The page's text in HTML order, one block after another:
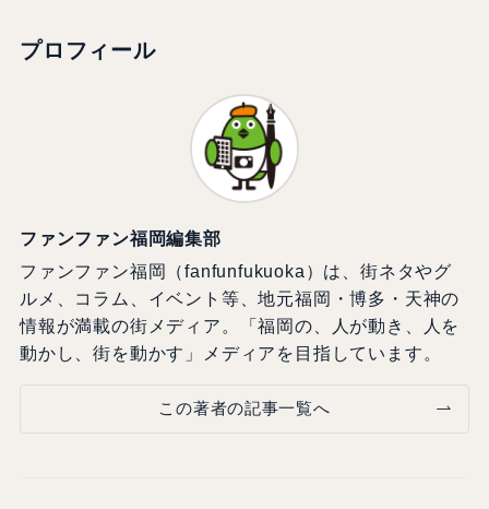
プロフィール
ファンファン福岡編集部
ファンファン福岡（fanfunfukuoka）は、街ネタやグ
ルメ、コラム、イベント等、地元福岡・博多・天神の
情報が満載の街メディア。「福岡の、人が動き、人を
動かし、街を動かす」メディアを目指しています。
この著者の記事一覧へ